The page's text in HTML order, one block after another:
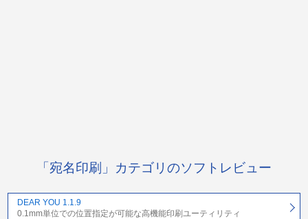
「宛名印刷」カテゴリのソフトレビュー
DEAR YOU 1.1.9
0.1mm単位での位置指定が可能な高機能印刷ユーティリティ